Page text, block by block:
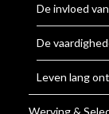
De invloed
De
Leven lang
Werving &